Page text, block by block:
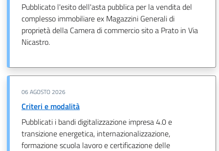
Pubblicato l'esito dell'asta pubblica per la vendita del
complesso immobiliare ex Magazzini Generali di
proprietà della Camera di commercio sito a Prato in Via
Nicastro.
06 AGOSTO 2026
Criteri e modalità
Pubblicati i bandi digitalizzazione impresa 4.0 e
transizione energetica, internazionalizzazione,
formazione scuola lavoro e certificazione delle